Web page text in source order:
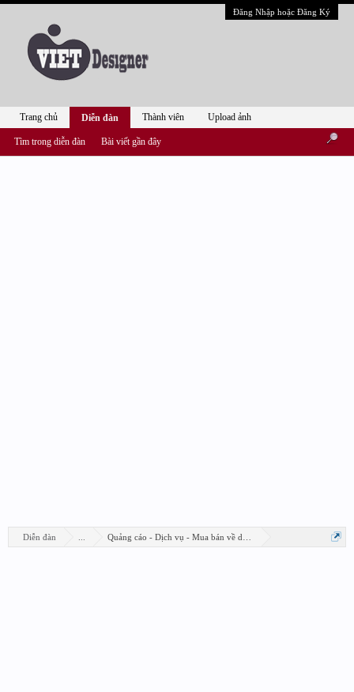
Đăng Nhập hoặc Đăng Ký
Diễn đàn Quảng cáo - Dịch vụ - Mua bán về design
Trang chủ Diễn đàn
Tìm trong diễn đàn Bài viết gần đây
Thành viên Upload ảnh